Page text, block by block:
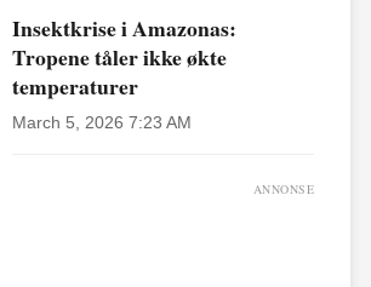
Insektkrise i Amazonas:
Tropene tåler ikke økte
temperaturer
March 5, 2026 7:23 AM
ANNONSE